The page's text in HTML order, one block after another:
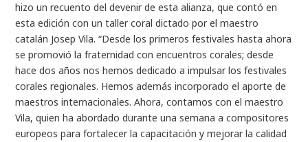
hizo un recuento del devenir de esta alianza, que contó en
esta edición con un taller coral dictado por el maestro
catalán Josep Vila. “Desde los primeros festivales hasta ahora
se promovió la fraternidad con encuentros corales; desde
hace dos años nos hemos dedicado a impulsar los festivales
corales regionales. Hemos además incorporado el aporte de
maestros internacionales. Ahora, contamos con el maestro
Vila, quien ha abordado durante una semana a compositores
europeos para fortalecer la capacitación y mejorar la calidad